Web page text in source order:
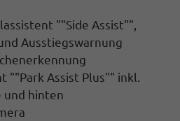
""Side Assist"",
Ausstiegswarnung
""Park Assist Plus"" inkl.
und hinten